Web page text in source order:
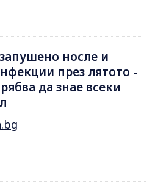
носле и
през лятотo -
да знае всеки